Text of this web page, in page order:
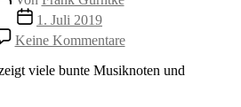
Veröffentlichungsdatum
1. Juli 2019
Keine Kommentarezu
Aktion
NP